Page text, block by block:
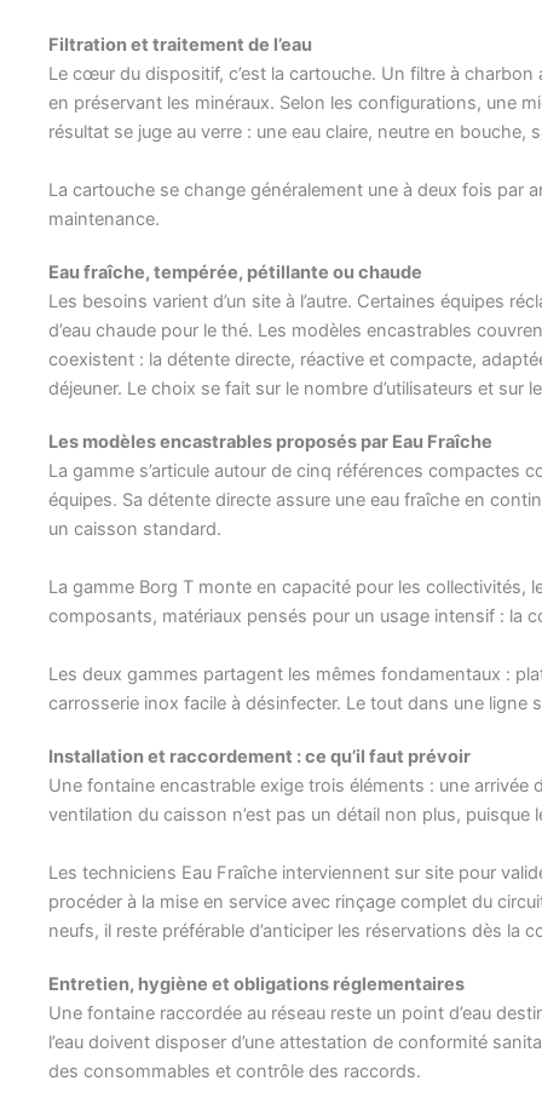
Filtration et traitement de l’eau
Le cœur du dispositif, c’est la cartouche. Un filtre à
en préservant les minéraux. Selon les configurations, une
résultat se juge au verre : une eau claire, neutre en bouche,
La cartouche se change généralement une à deux fois par
maintenance.
Eau fraîche, tempérée, pétillante ou chaude
Les besoins varient d’un site à l’autre. Certaines équipes
d’eau chaude pour le thé. Les modèles encastrables
coexistent : la détente directe, réactive et compacte,
déjeuner. Le choix se fait sur le nombre d’utilisateurs et sur
Les modèles encastrables proposés par Eau Fraîche
La gamme s’articule autour de cinq références compactes
équipes. Sa détente directe assure une eau fraîche en
un caisson standard.
La gamme Borg T monte en capacité pour les collectivités,
composants, matériaux pensés pour un usage intensif : la
Les deux gammes partagent les mêmes fondamentaux :
carrosserie inox facile à désinfecter. Le tout dans une ligne
Installation et raccordement : ce qu’il faut prévoir
Une fontaine encastrable exige trois éléments : une arrivée
ventilation du caisson n’est pas un détail non plus,
Les techniciens Eau Fraîche interviennent sur site pour
procéder à la mise en service avec rinçage complet du
neufs, il reste préférable d’anticiper les réservations dès la
Entretien, hygiène et obligations réglementaires
Une fontaine raccordée au réseau reste un point d’eau
l’eau doivent disposer d’une attestation de conformité
des consommables et contrôle des raccords.